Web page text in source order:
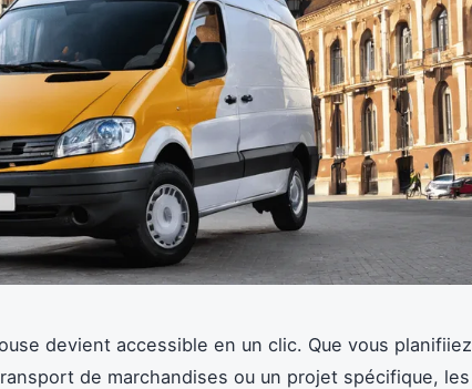
devient accessible en un clic. Que vous planifiiez
de marchandises ou un projet spécifique, les